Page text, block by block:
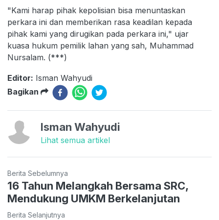
"Kami harap pihak kepolisian bisa menuntaskan
perkara ini dan memberikan rasa keadilan kepada
pihak kami yang dirugikan pada perkara ini," ujar
kuasa hukum pemilik lahan yang sah, Muhammad
Nursalam. (***)
Editor: Isman Wahyudi
Bagikan
Isman Wahyudi
Lihat semua artikel
Berita Sebelumnya
16 Tahun Melangkah Bersama SRC,
Mendukung UMKM Berkelanjutan
Berita Selanjutnya